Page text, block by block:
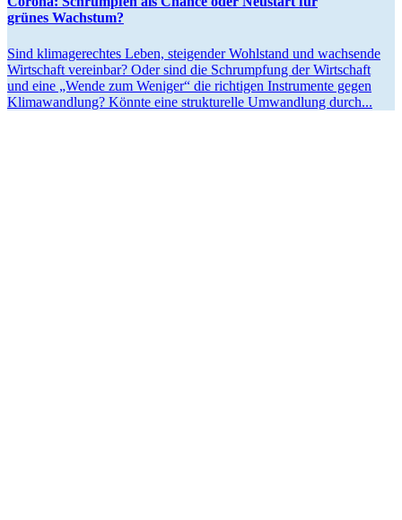
grünes Wachstum?
Sind klima­ge­rechtes Leben, steigender Wohlstand und wachsende
Wirtschaft vereinbar? Oder sind die Schrumpfung der Wirtschaft
und eine „Wende zum Weniger“ die richtigen Instru­mente gegen
Klima­wandlung? Könnte eine struk­tu­relle Umwandlung durch...